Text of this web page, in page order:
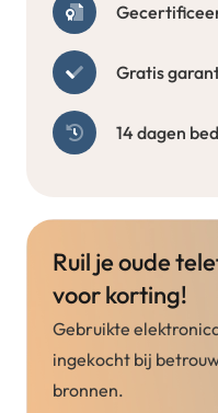
Gratis
14 dagen
Ruil je oude
voor korting!
Gebruikte
ingekocht bij
bronnen.